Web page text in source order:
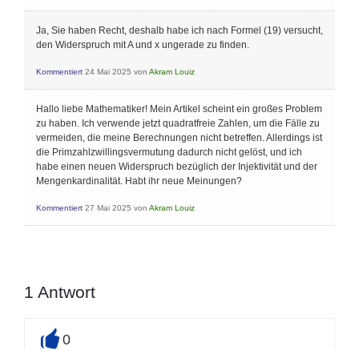
Ja, Sie haben Recht, deshalb habe ich nach Formel (19) versucht,
den Widerspruch mit A und x ungerade zu finden.
Kommentiert 24 Mai 2025 von Akram Louiz
Hallo liebe Mathematiker! Mein Artikel scheint ein großes Problem
zu haben. Ich verwende jetzt quadratfreie Zahlen, um die Fälle zu
vermeiden, die meine Berechnungen nicht betreffen. Allerdings ist
die Primzahlzwillingsvermutung dadurch nicht gelöst, und ich
habe einen neuen Widerspruch bezüglich der Injektivität und der
Mengenkardinalität. Habt ihr neue Meinungen?
Kommentiert 27 Mai 2025 von Akram Louiz
1 Antwort
0